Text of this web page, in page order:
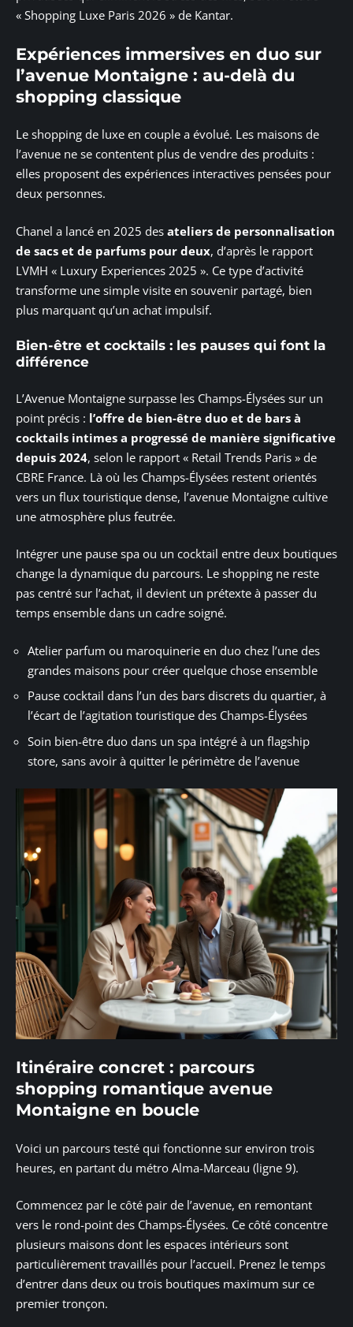
« Shopping Luxe Paris 2026 » de Kantar.
Expériences immersives en duo sur
l’avenue Montaigne : au-delà du
shopping classique
Le shopping de luxe en couple a évolué. Les maisons de
l’avenue ne se contentent plus de vendre des produits :
elles proposent des expériences interactives pensées pour
deux personnes.
Chanel a lancé en 2025 des ateliers de personnalisation
de sacs et de parfums pour deux, d’après le rapport
LVMH « Luxury Experiences 2025 ». Ce type d’activité
transforme une simple visite en souvenir partagé, bien
plus marquant qu’un achat impulsif.
Bien-être et cocktails : les pauses qui font la
différence
L’Avenue Montaigne surpasse les Champs-Élysées sur un
point précis : l’offre de bien-être duo et de bars à
cocktails intimes a progressé de manière significative
depuis 2024, selon le rapport « Retail Trends Paris » de
CBRE France. Là où les Champs-Élysées restent orientés
vers un flux touristique dense, l’avenue Montaigne cultive
une atmosphère plus feutrée.
Intégrer une pause spa ou un cocktail entre deux boutiques
change la dynamique du parcours. Le shopping ne reste
pas centré sur l’achat, il devient un prétexte à passer du
temps ensemble dans un cadre soigné.
Atelier parfum ou maroquinerie en duo chez l’une des
grandes maisons pour créer quelque chose ensemble
Pause cocktail dans l’un des bars discrets du quartier, à
l’écart de l’agitation touristique des Champs-Élysées
Soin bien-être duo dans un spa intégré à un flagship
store, sans avoir à quitter le périmètre de l’avenue
Itinéraire concret : parcours
shopping romantique avenue
Montaigne en boucle
Voici un parcours testé qui fonctionne sur environ trois
heures, en partant du métro Alma-Marceau (ligne 9).
Commencez par le côté pair de l’avenue, en remontant
vers le rond-point des Champs-Élysées. Ce côté concentre
plusieurs maisons dont les espaces intérieurs sont
particulièrement travaillés pour l’accueil. Prenez le temps
d’entrer dans deux ou trois boutiques maximum sur ce
premier tronçon.